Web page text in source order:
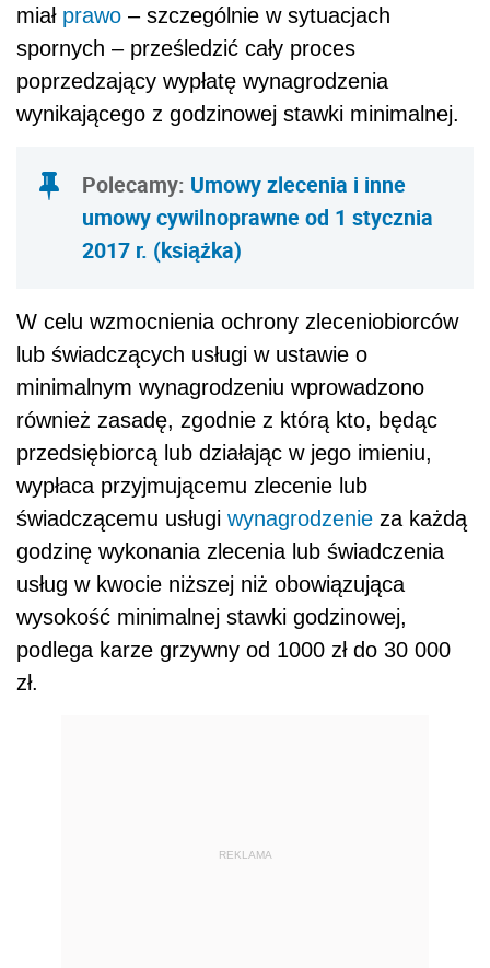
miał prawo – szczególnie w sytuacjach
spornych – prześledzić cały proces
poprzedzający wypłatę wynagrodzenia
wynikającego z godzinowej stawki minimalnej.
Polecamy: Umowy zlecenia i inne
umowy cywilnoprawne od 1 stycznia
2017 r. (książka)
W celu wzmocnienia ochrony zleceniobiorców
lub świadczących usługi w ustawie o
minimalnym wynagrodzeniu wprowadzono
również zasadę, zgodnie z którą kto, będąc
przedsiębiorcą lub działając w jego imieniu,
wypłaca przyjmującemu zlecenie lub
świadczącemu usługi wynagrodzenie za każdą
godzinę wykonania zlecenia lub świadczenia
usług w kwocie niższej niż obowiązująca
wysokość minimalnej stawki godzinowej,
podlega karze grzywny od 1000 zł do 30 000
zł.
REKLAMA